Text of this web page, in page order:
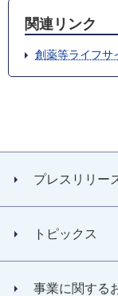
関連リンク
創薬等ライフサ
プレスリリー
トピックス
事業に関する